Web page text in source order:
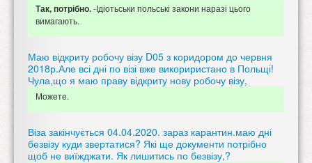
Так, потрібно.-Ідіотьськи польські закони наразі цього
вимагають.
Маю відкриту робочу візу D05 з коридором до червня
2018р.Але всі дні по візі вже викориристано в Польщі!
Чула,що я маю праву відкриту нову робочу візу,
Можете.
Віза закінчується 04.04.2020. зараз карантин.маю дні
безвізу куди звертатися? Які ще документи потрібно
щоб не виїжджати. Як лишитись по безвізу,?